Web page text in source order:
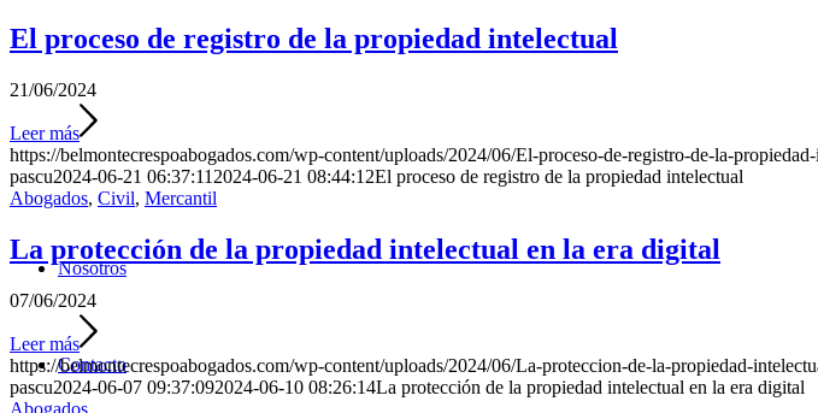
Nosotros
Contacto
El proceso de registro de la propiedad intelectual
21/06/2024
Leer más
https://belmontecrespoabogados.com/wp-content/uploads/2024/06/El-proceso-de-registro-de-la-
pascu2024-06-21 06:37:11 2024-06-21 08:44:12El proceso de registro de la propiedad intelectual
Abogados, Civil, Mercantil
La protección de la propiedad intelectual en la era digital
07/06/2024
Leer más
https://belmontecrespoabogados.com/wp-content/uploads/2024/06/La-proteccion-de-la-propiedad-
pascu2024-06-07 09:37:092024-06-10 08:26:14La protección de la propiedad intelectual en la era digital
Abogados